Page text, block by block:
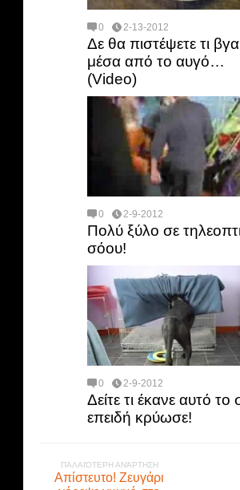
0 2-13-2012
Δε θα πιστέψετε τι
μέσα από το αυγό…
(Video)
0 2-9-2012
Πολύ ξύλο σε
σόου!
0 2-9-2012
Δείτε τι έκανε αυτό το
επειδή κρύωσε!
ΠΑΛΑΙΌΤΕΡΗ ΑΝΆΡΤΗΣΗ
Απίστευτο! Ζευγάρι